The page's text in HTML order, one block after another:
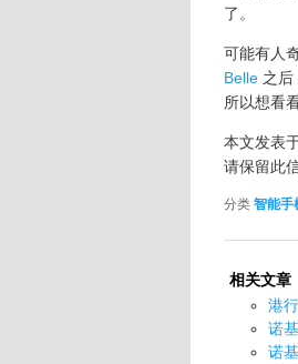
了。
可能有人
Belle 之后
所以想看
本文发表
请保留此
分类 智能手
相关文章
港
诺
诺